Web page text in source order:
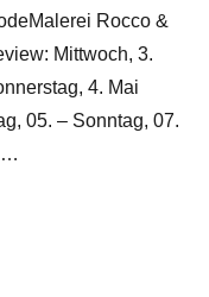
Rocco &
Mittwoch, 3.
4. Mai
05. – Sonntag, 07.
…